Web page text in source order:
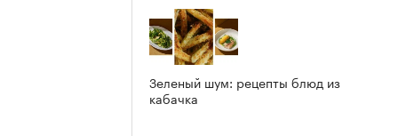
Зеленый шум: рецепты блюд из
кабачка